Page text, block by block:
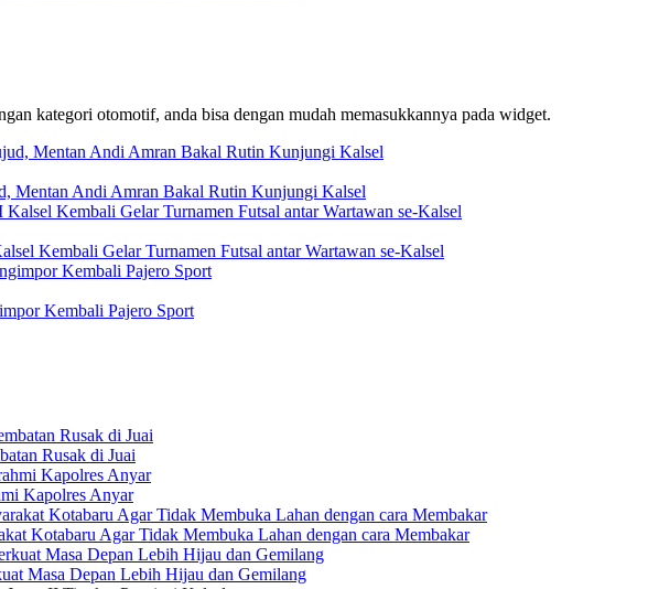
kategori otomotif, anda bisa dengan mudah memasukkannya pada widget.
Mentan Andi Amran Bakal Rutin Kunjungi Kalsel
Kembali Gelar Turnamen Futsal antar Wartawan se-Kalsel
Kembali Pajero Sport
Rusak di Juai
Kapolres Anyar
Kotabaru Agar Tidak Membuka Lahan dengan cara Membakar
Masa Depan Lebih Hijau dan Gemilang